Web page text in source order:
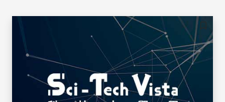
儲存